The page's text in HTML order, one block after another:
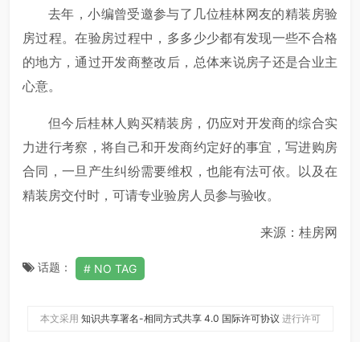
去年，小编曾受邀参与了几位桂林网友的精装房验
房过程。在验房过程中，多多少少都有发现一些不合格
的地方，通过开发商整改后，总体来说房子还是合业主
心意。
但今后桂林人购买精装房，仍应对开发商的综合实
力进行考察，将自己和开发商约定好的事宜，写进购房
合同，一旦产生纠纷需要维权，也能有法可依。以及在
精装房交付时，可请专业验房人员参与验收。
来源：桂房网
话题： NO TAG
本文采用 知识共享署名-相同方式共享 4.0 国际许可协议 进行许可